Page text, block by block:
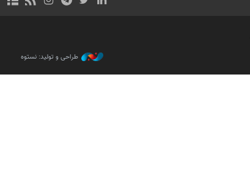
طراحی و تولید: نستوه